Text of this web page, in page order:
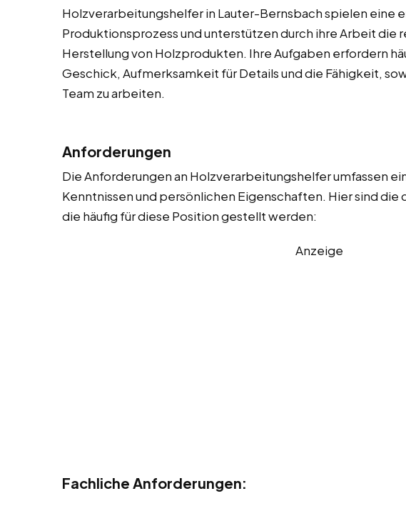
Holzverarbeitungshelfer in Lauter-Bernsbach spielen eine
Produktionsprozess und unterstützen durch ihre Arbeit die
Herstellung von Holzprodukten. Ihre Aufgaben erfordern
Geschick, Aufmerksamkeit für Details und die Fähigkeit,
Team zu arbeiten.
Anforderungen
Die Anforderungen an Holzverarbeitungshelfer umfassen
Kenntnissen und persönlichen Eigenschaften. Hier sind
die häufig für diese Position gestellt werden:
Anzeige
Fachliche Anforderungen: